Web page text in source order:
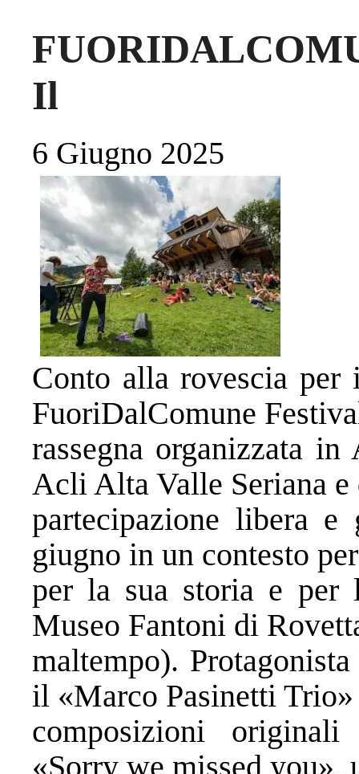
Il
6 Giugno 2025
Conto alla rovescia
FuoriDalComune
rassegna organizzata
Acli Alta Valle Seriana
partecipazione libera
giugno in un contesto
per la sua storia e per
Museo Fantoni di
maltempo).
il «Marco Pasinetti
composizioni
«Sorry we missed you»,